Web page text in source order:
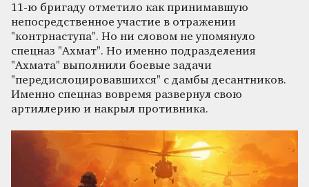
11-ю бригаду отметило как принимавшую
непосредственное участие в отражении
"контрнаступа". Но ни словом не упомянуло
спецназ "Ахмат". Но именно подразделения
"Ахмата" выполнили боевые задачи
"передислоцировавшихся" с дамбы десантников.
Именно спецназ вовремя развернул свою
артиллерию и накрыл противника.